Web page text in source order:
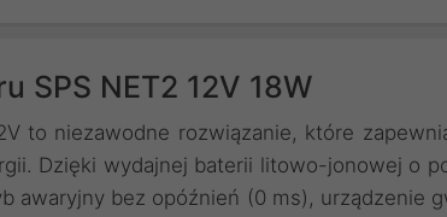
SPS NET2 12V 18W
to niezawodne rozwiązanie, które
Dzięki wydajnej baterii litowo-jonowej o
awaryjny bez opóźnień (0 ms), urządzenie